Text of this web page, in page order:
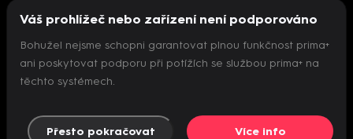
Nepodařilo se inicializovat přehrávač
Váš prohlížeč nebo zařízení není podporováno
Bohužel nejsme schopni garantovat plnou funkčnost prima+
ani poskytovat podporu při potížích se službou prima+ na
těchto systémech.
Přesto pokračovat Více info